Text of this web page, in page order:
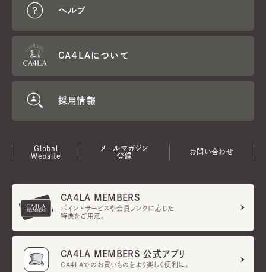
ヘルプ
CA4LAについて
採用情報
Global
Website
メールマガジン
登録
お問い合わせ
CA4LA MEMBERS
ポイントサービスや会員ランクに応じた
特典をご用意。
CA4LA MEMBERS 公式アプリ
CA4LAでのお買いものをより楽しく便利に。